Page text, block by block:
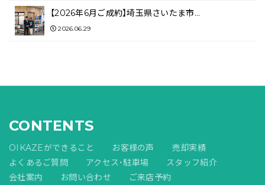
【2026年6月ご成約】埼玉県さいたま市…
2026.06.29
CONTENTS
OIKAZEができること お客様の声
売却実績
よくあるご質問
アクセス・駐車場
スタッフ紹介
会社案内
お問い合わせ ご来店予約